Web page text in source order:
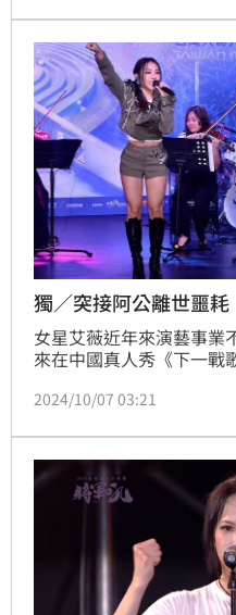
唱，他受訪時表示對於他
獨／突接阿公離世噩
女星艾薇近年來演藝事業
來在中國真人秀《下一戰
（7）日她出席「台灣大
機會。
2024/10/07 03:21